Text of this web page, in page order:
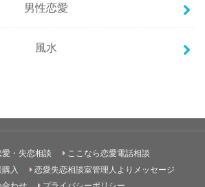
男性恋愛
風水
・失恋相談
ここなら恋愛電話相談
入
恋愛失恋相談室管理人よりメッセージ